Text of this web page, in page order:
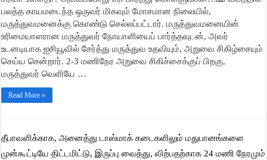
பலத்த காயமடைந்த ஒருவர் மிகவும் மோசமான நிலையில்,
மருத்துவமனைக்கு கொண்டு செல்லப்பட்டார். மருத்துவமனையின்
உரிமையாளரான மருத்துவர் நோயாளியைப் பார்த்தவுடன், அவர்
உடனடியாக ஐசியூவில் சேர்த்து மருத்துவ உதவியும், அறுவை சிகிழ்சையும்
செய்ய சென்றார். 2-3 மணிநேர அறுவை சிகிச்சைக்குப் பிறகு,
மருத்துவர் வெளியே …
Read More »
தீபாவளிக்காக, அனைத்து டாஸ்மாக் கடைகளிலும் மதுபானங்களை
முன்கூட்டியே திட்டமிட்டு, இருப்பு வைத்து, விற்பதற்காக 24 மணி நேரமும்